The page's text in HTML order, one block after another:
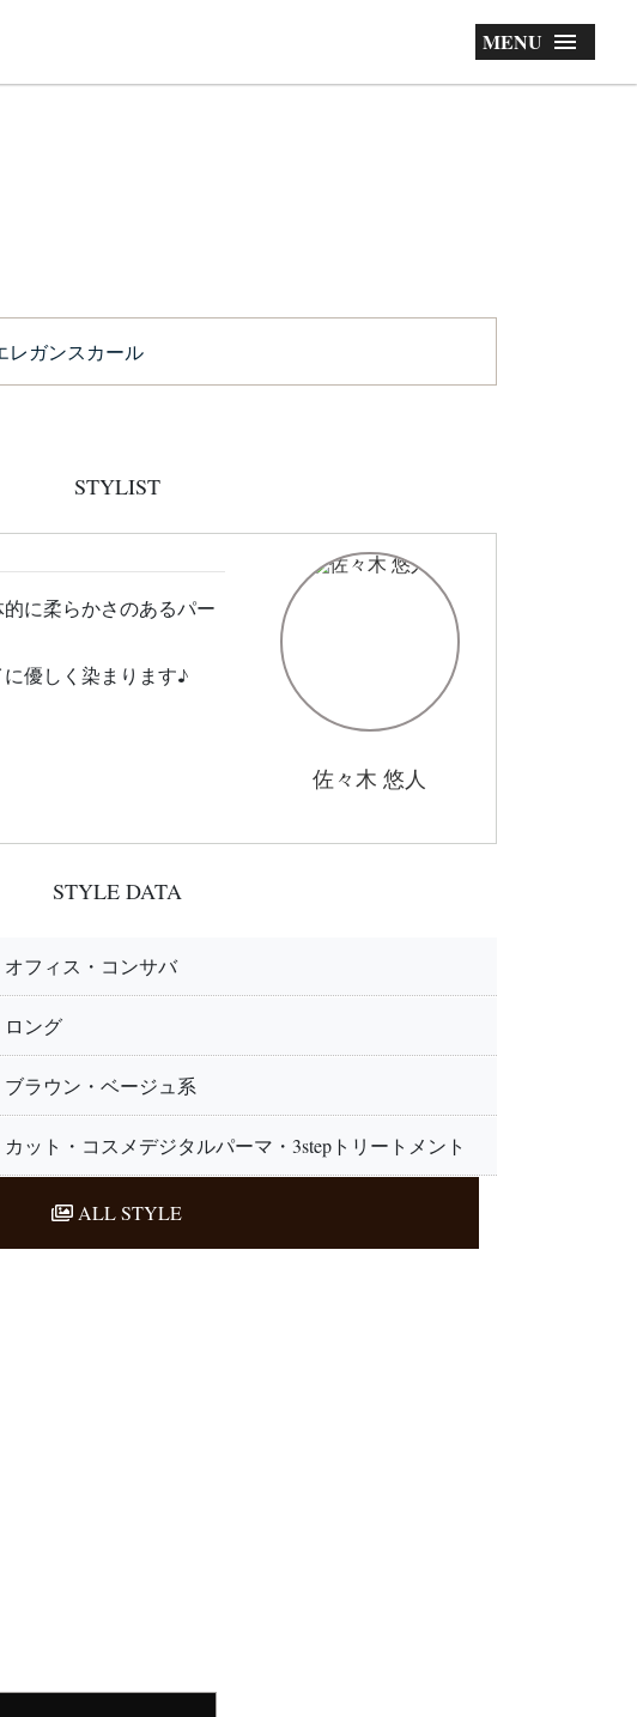
MENU
レガンスカール
STYLIST
に柔らかさのあるパー
優しく染まります♪
佐々木 悠人
STYLE DATA
オフィス・コンサバ
ロング
ブラウン・ベージュ系
カット・コスメデジタルパーマ・3stepトリートメント
ALL STYLE